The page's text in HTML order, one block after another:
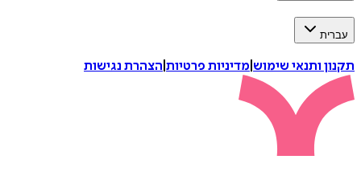
עברית
תקנון ותנאי שימוש מדיניות פרטיות הצהרת נגישות